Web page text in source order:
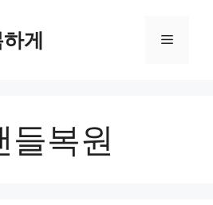
게 메
들복원